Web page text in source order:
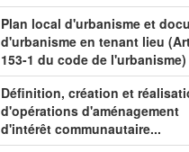
Plan local d'urbanisme et
d'urbanisme en tenant lieu
153-1 du code de l'urbanisme)
Définition, création et
d'opérations d'aménagement
d'intérêt communautaire...